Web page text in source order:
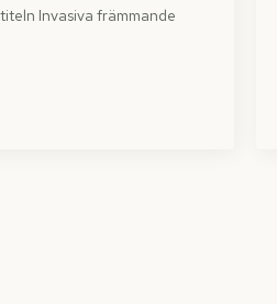
Invasiva främmande